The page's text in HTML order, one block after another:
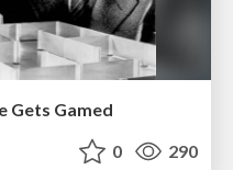
Gets Gamed
0 290